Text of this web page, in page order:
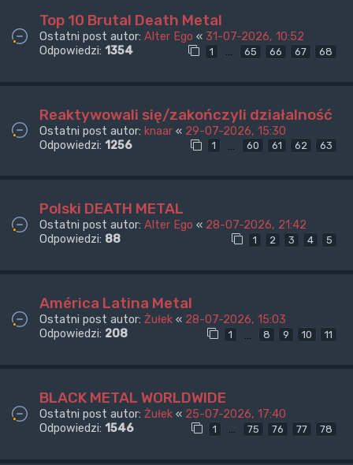
Top 10 Brutal Death Metal
Ostatni post autor: Alter Ego « 31-07-2026, 10:52
Odpowiedzi: 1354 1 … 65 66 67 68
Reaktywowali się/zakończyli działalność
Ostatni post autor: knaar « 29-07-2026, 15:30
Odpowiedzi: 1256 1 … 60 61 62 63
Polski DEATH METAL
Ostatni post autor: Alter Ego « 28-07-2026, 21:42
Odpowiedzi: 88 1 2 3 4 5
América Latina Metal
Ostatni post autor: Żułek « 28-07-2026, 15:03
Odpowiedzi: 208 1 8 9 10 11
BLACK METAL WORLDWIDE
Ostatni post autor: Żułek « 25-07-2026, 17:40
Odpowiedzi: 1546 1 … 75 76 77 78